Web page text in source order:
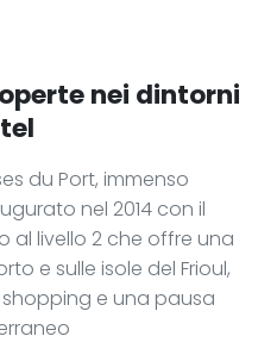
nei dintorni
du Port, immenso
nel 2014 con il
livello 2 che offre una
e sulle isole del Frioul,
e una pausa